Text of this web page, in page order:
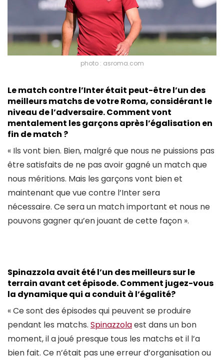
photo : asroma.com
Le match contre l’Inter était peut-être l’un des
meilleurs matchs de votre Roma, considérant le
niveau de l’adversaire. Comment vont
mentalement les garçons après l’égalisation en
fin de match ?
« Ils vont bien. Bien, malgré que nous ne puissions pas
être satisfaits de ne pas avoir gagné un match que
nous méritions. Mais les garçons vont bien et
maintenant que vue contre l’Inter sera
nécessaire. Ce sera un match important et nous ne
pouvons gagner qu’en jouant de cette façon ».
Spinazzola avait été l’un des meilleurs sur le
terrain avant cet épisode. Comment jugez-vous
la dynamique qui a conduit à l’égalité?
« Ce sont des épisodes qui peuvent se produire
pendant les matchs. Spinazzolaest dans un bon
moment, il a joué presque tous les matchs et il l’a
bien fait. Ce n’était pas une erreur d’organisation ou